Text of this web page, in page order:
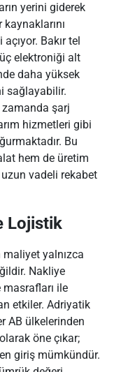
yerini giderek
Bakır tel
elektroniği alt
daha yüksek
sağlayabilir.
zamanda şarj
hizmetleri gibi
Bu
hem de üretim
vadeli rekabet
Lojistik
yalnızca
Nakliye
ile
etkiler. Adriyatik
AB ülkelerinden
öne çıkar;
giriş mümkündür.